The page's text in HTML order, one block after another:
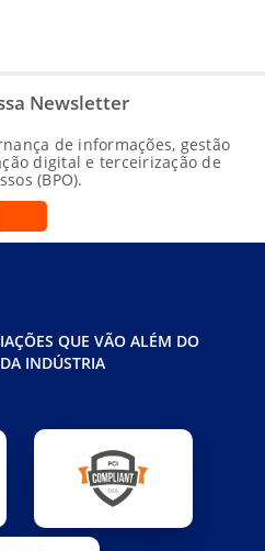
Newsletter
de informações, gestão
digital e terceirização de
(BPO).
QUE VÃO ALÉM DO
INDÚSTRIA